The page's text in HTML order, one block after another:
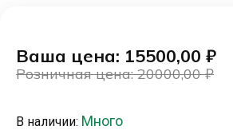
Розничная цена: 20000,00₽
составляла
Ваша цена: 15500,00 ₽
15500,00 ₽.
В наличии: Много